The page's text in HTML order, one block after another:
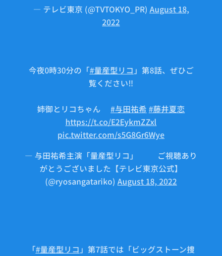
— テレビ東京 (@TVTOKYO_PR) August 18,
2022
今夜0時30分の「#量産型リコ 」第8話、ぜひご
覧ください‼︎
姉御とリコちゃん🤖 #与田祐希 #藤井夏恋
https://t.co/E2EykmZZxl
pic.twitter.com/s5G8Gr6Wye
— 与田祐希主演「量産型リコ」🤖⚙ご視聴あり
がとうございました【テレビ東京公式】
(@ryosangatariko) August 18, 2022
「#量産型リコ 」第7話では「ビッグストーン捜